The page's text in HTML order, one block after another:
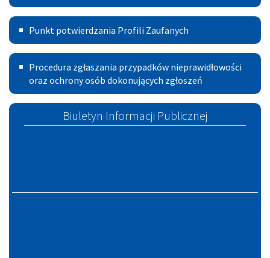
z
sesji
Rady
Miejskiej
Szczucinie
ogólny
Gminy
Szczucin
Punkt
potwierdzania
Profili
Zaufanych
Punkt potwierdzania Profili Zaufanych
Procedura
zgłoszeń
Procedura zgłaszania przypadków nieprawidłowości
oraz ochrony osób dokonujących zgłoszeń
Biuletyn Informacji Publicznej